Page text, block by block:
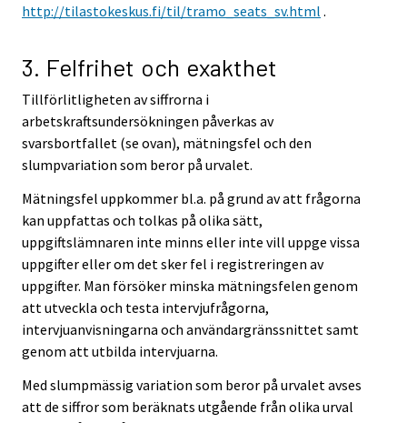
http://tilastokeskus.fi/til/tramo_seats_sv.html .
3. Felfrihet och exakthet
Tillförlitligheten av siffrorna i
arbetskraftsundersökningen påverkas av
svarsbortfallet (se ovan), mätningsfel och den
slumpvariation som beror på urvalet.
Mätningsfel uppkommer bl.a. på grund av att frågorna
kan uppfattas och tolkas på olika sätt,
uppgiftslämnaren inte minns eller inte vill uppge vissa
uppgifter eller om det sker fel i registreringen av
uppgifter. Man försöker minska mätningsfelen genom
att utveckla och testa intervjufrågorna,
intervjuanvisningarna och användargränssnittet samt
genom att utbilda intervjuarna.
Med slumpmässig variation som beror på urvalet avses
att de siffror som beräknats utgående från olika urval